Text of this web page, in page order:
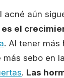
acné aún
el
. Al tener más
sebo en
. Las